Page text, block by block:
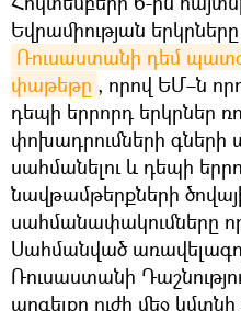
Եվրամիության
Ռուսաստանի դեմ
փաթեթը , որով ԵՄ–ն
դեպի երրորդ երկրներ
փոխադրումների գների
սահմանելու և դեպի
նավթամթերքների
սահմանափակումները
Սահմանված
Ռուսաստանի
արգելքը ուժի մեջ